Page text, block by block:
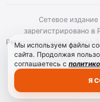
Сетевое
зарегистрировано в
Регистрационный номер
ГОСУДАРСТВЕННОЕ
РЕСПУБЛИКИ
Мы используем файлы
сайта. Продолжая
соглашаетесь с
Я